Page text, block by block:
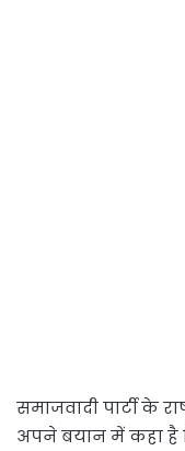
समाजवादी पार्टी के
अपने बयान में कहा